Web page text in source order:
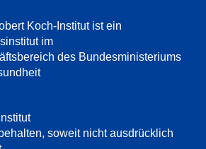
Koch-Institut ist ein
im
des Bundesministeriums
soweit nicht ausdrücklich